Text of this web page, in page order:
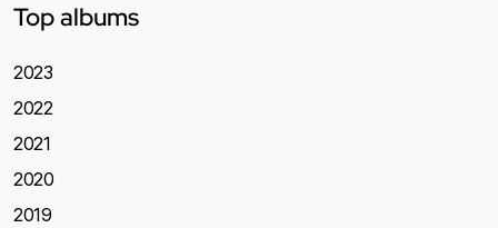
Top albums
2023
2022
2021
2020
2019